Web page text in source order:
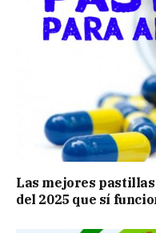
Las mejores
del 2025 que sí